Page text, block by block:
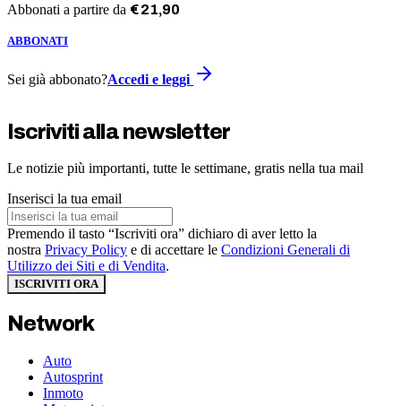
Abbonati a partire da €21,90
ABBONATI
Sei già abbonato?Accedi e leggi
Iscriviti alla newsletter
Le notizie più importanti, tutte le settimane, gratis nella tua mail
Inserisci la tua email
Premendo il tasto “Iscriviti ora” dichiaro di aver letto la
nostra Privacy Policy e di accettare le Condizioni Generali di
Utilizzo dei Siti e di Vendita.
ISCRIVITI ORA
Network
Auto
Autosprint
Inmoto